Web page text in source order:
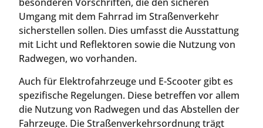
Umgang mit dem Fahrrad im Straßenverkehr
sicherstellen sollen. Dies umfasst die Ausstattung
mit Licht und Reflektoren sowie die Nutzung von
Radwegen, wo vorhanden.
Auch für Elektrofahrzeuge und E-Scooter gibt es
spezifische Regelungen. Diese betreffen vor allem
die Nutzung von Radwegen und das Abstellen der
Fahrzeuge. Die Straßenverkehrsordnung trägt